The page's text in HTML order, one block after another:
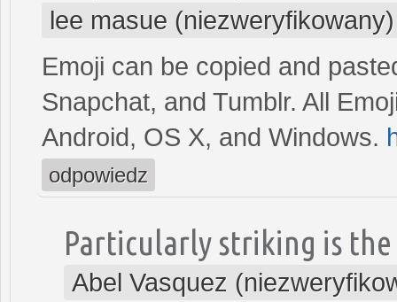
lee masue (niezweryfikowany)
Emoji can be copied and
Snapchat, and Tumblr. All
Android, OS X, and Windows.
odpowiedz
Particularly striking is the
Abel Vasquez